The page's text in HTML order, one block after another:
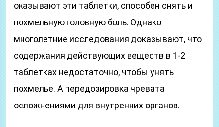
оказывают эти таблетки, способен снять и
похмельную головную боль. Однако
многолетние исследования доказывают, что
содержания действующих веществ в 1-2
таблетках недостаточно, чтобы унять
похмелье. А передозировка чревата
осложнениями для внутренних органов.